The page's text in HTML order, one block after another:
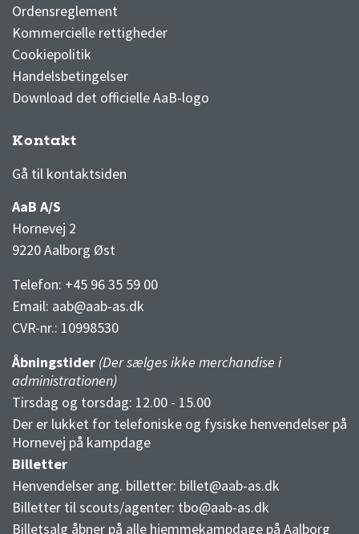
Ordensreglement
Kommercielle rettigheder
Cookiepolitik
Handelsbetingelser
Download det officielle AaB-logo
Kontakt
Gå til kontaktsiden
AaB A/S
Hornevej 2
9220 Aalborg Øst
Telefon: +45 96 35 59 00
Email: aab@aab-as.dk
CVR-nr.: 10998530
Åbningstider (Der sælges ikke merchandise i
administrationen)
Tirsdag og torsdag: 12.00 - 15.00
Der er lukket for telefoniske og fysiske henvendelser på
Hornevej på kampdage
Billetter
Henvendelser ang. billetter: billet@aab-as.dk
Billetter til scouts/agenter: tbo@aab-as.dk
Billetsalg åbner på alle hjemmekampdage på Aalborg